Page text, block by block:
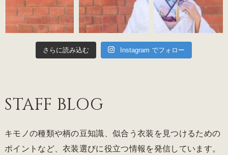
さらに読み込む Instagram でフォロー
STAFF BLOG
キモノの種類や柄の豆知識、似合う衣装を見つけるための
ポイントなど、衣装選びに役立つ情報を発信しています。